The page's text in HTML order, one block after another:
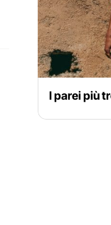
I parei più